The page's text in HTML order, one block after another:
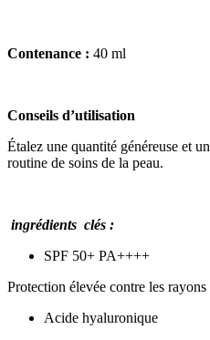
Contenance : 40 ml
Conseils d’utilisation
Étalez une quantité généreuse et
routine de soins de la peau.
ingrédients clés :
SPF 50+ PA++++
Protection élevée contre les
Acide hyaluronique